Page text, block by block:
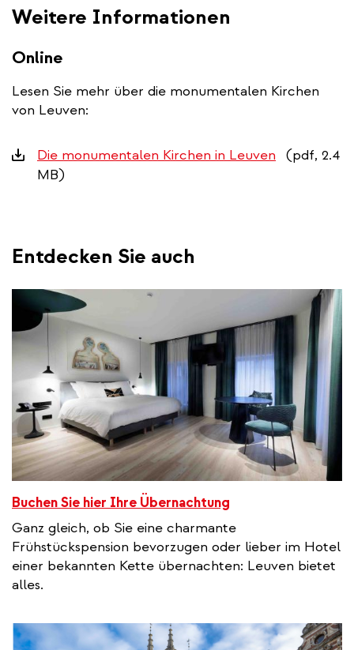
Weitere Informationen
Online
Lesen Sie mehr über die monumentalen Kirchen
von Leuven:
Downloads
Die monumentalen Kirchen in Leuven
(pdf, 2.4
MB)
Entdecken Sie auch
Buchen Sie hier Ihre Übernachtung
Ganz gleich, ob Sie eine charmante
Frühstückspension bevorzugen oder lieber im Hotel
einer bekannten Kette übernachten: Leuven bietet
alles.